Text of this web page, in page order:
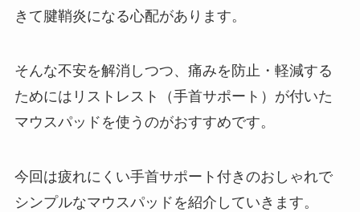
きて腱鞘炎になる心配があります。
そんな不安を解消しつつ、痛みを防止・軽減する
ためにはリストレスト（手首サポート）が付いた
マウスパッドを使うのがおすすめです。
今回は疲れにくい手首サポート付きのおしゃれで
シンプルなマウスパッドを紹介していきます。